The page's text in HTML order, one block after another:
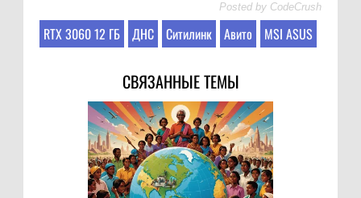
Posted by CodeCrush
RTX 3060 12 ГБ ДНС Ситилинк Авито MSI ASUS
СВЯЗАННЫЕ ТЕМЫ